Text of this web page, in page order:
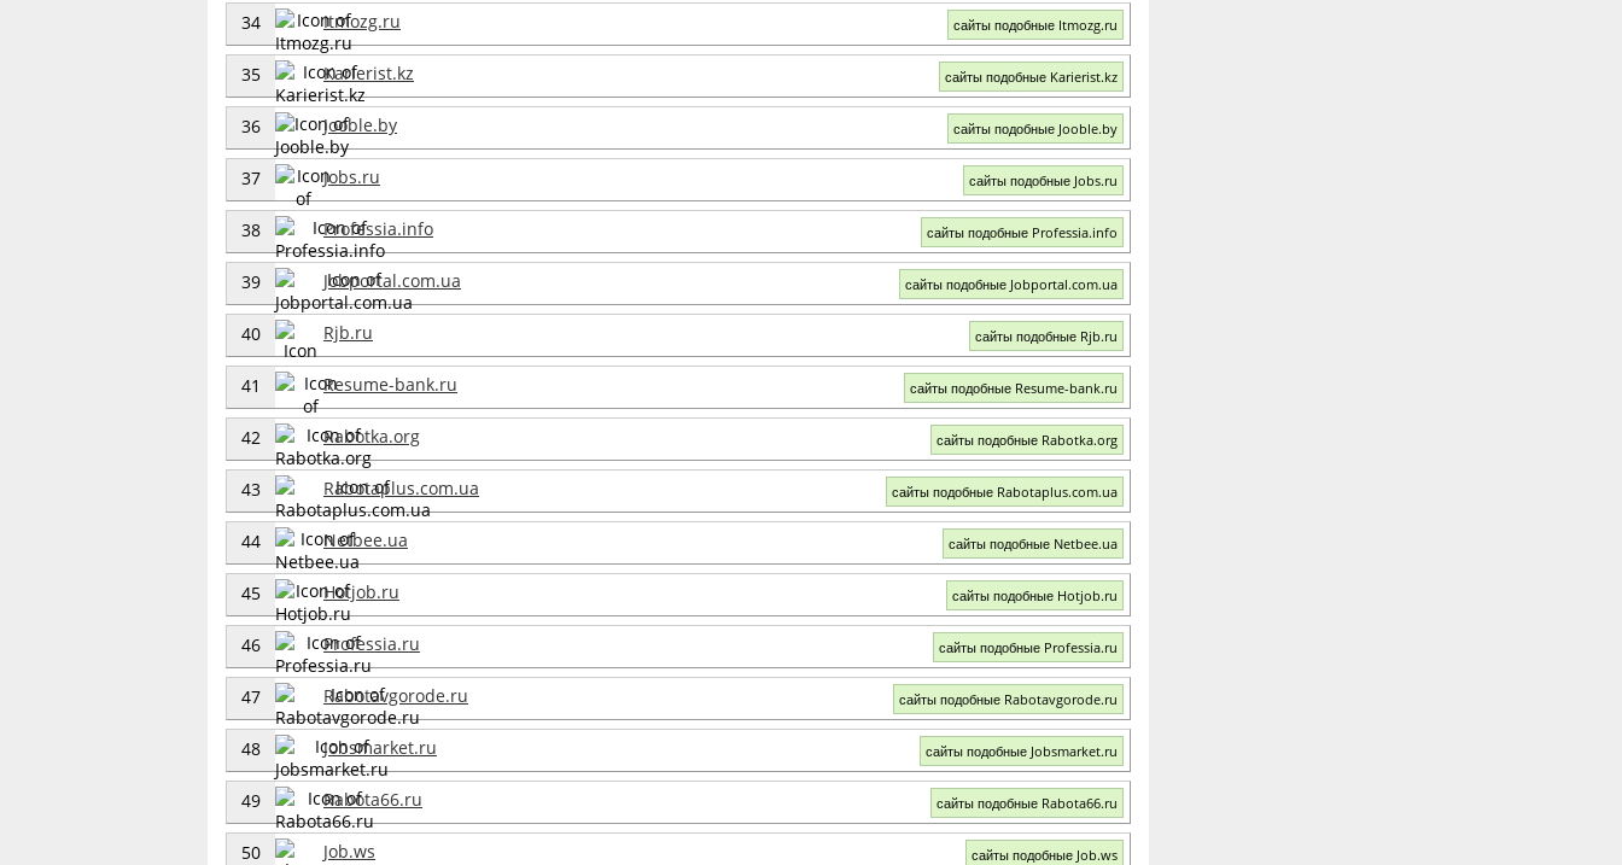
34 Itmozg.ru сайты подобные Itmozg.ru
35 Karierist.kz сайты подобные Karierist.kz
36 Jooble.by сайты подобные Jooble.by
37 Jobs.ru сайты подобные Jobs.ru
38 Professia.info сайты подобные Professia.info
39 Jobportal.com.ua сайты подобные Jobportal.com.ua
40 Rjb.ru сайты подобные Rjb.ru
41 Resume-bank.ru сайты подобные Resume-bank.ru
42 Rabotka.org сайты подобные Rabotka.org
43 Rabotaplus.com.ua сайты подобные Rabotaplus.com.ua
44 Netbee.ua сайты подобные Netbee.ua
45 Hotjob.ru сайты подобные Hotjob.ru
46 Professia.ru сайты подобные Professia.ru
47 Rabotavgorode.ru сайты подобные Rabotavgorode.ru
48 Jobsmarket.ru сайты подобные Jobsmarket.ru
49 Rabota66.ru сайты подобные Rabota66.ru
50 Job.ws сайты подобные Job.ws